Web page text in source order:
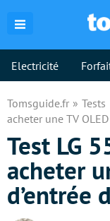
Electricité
Tomsguide.fr Tests
acheter une TV
Test LG
acheter
d’entrée